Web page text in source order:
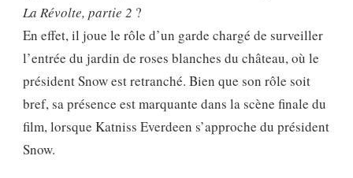
La Révolte, partie 2 ?
En effet, il joue le rôle d’un garde chargé de surveiller
l’entrée du jardin de roses blanches du château, où le
président Snow est retranché. Bien que son rôle soit
bref, sa présence est marquante dans la scène finale du
film, lorsque Katniss Everdeen s’approche du président
Snow.